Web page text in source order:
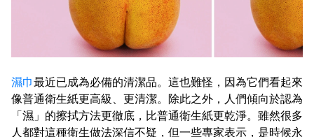
濕巾最近已成為必備的清潔品。這也難怪，因為它們看起來
像普通衛生紙更高級、更清潔。除此之外，人們傾向於認為
「濕」的擦拭方法更徹底，比普通衛生紙更乾淨。雖然很多
人都對這種衛生做法深信不疑，但一些專家表示，是時候永